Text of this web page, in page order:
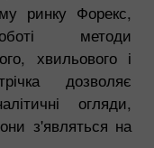
ринку Форекс,
методи
хвильового і
дозволяє
огляди,
з'являться на